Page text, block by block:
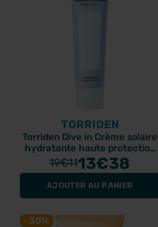
TORRIDEN
Torriden Dive in Crème solaire
hydratante haute protection
SPF50+ - 60ml
19€1113€38
AJOUTER AU PANIER
-30%